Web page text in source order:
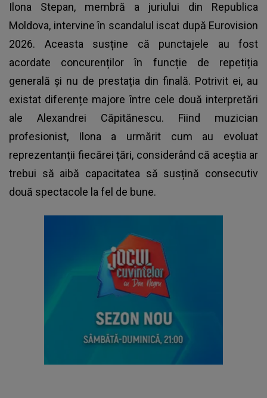
Ilona Stepan, membră a juriului din Republica
Moldova, intervine în scandalul iscat după Eurovision
2026. Aceasta susține că punctajele au fost
acordate concurenților în funcție de repetiția
generală și nu de prestația din finală. Potrivit ei, au
existat diferențe majore între cele două interpretări
ale Alexandrei Căpitănescu. Fiind muzician
profesionist, Ilona a urmărit cum au evoluat
reprezentanții fiecărei țări, considerând că aceștia ar
trebui să aibă capacitatea să susțină consecutiv
două spectacole la fel de bune.